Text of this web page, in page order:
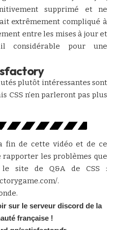
supprimé et ne
extrêmement compliqué à
entre les mises à jour et
considérable pour une
plutôt intéressantes sont
CSS n’en parleront pas plus
fin de cette vidéo et de ce
rapporter les problèmes que
le site de Q&A de CSS :
.
sur le serveur discord de la
française !